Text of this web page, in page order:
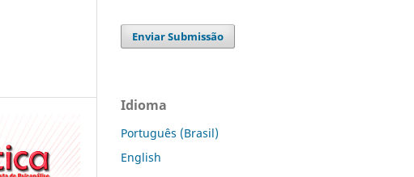
Enviar Submissão
Idioma
Português (Brasil)
English